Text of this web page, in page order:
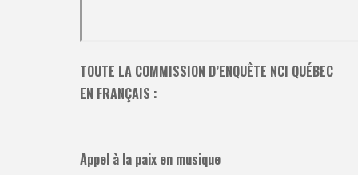
TOUTE LA COMMISSION D’ENQUÊTE NCI QUÉBEC
EN FRANÇAIS :
Appel à la paix en musique